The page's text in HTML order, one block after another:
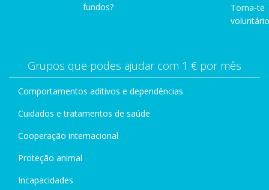
fundos?
Torna-te
Grupos que podes ajudar com 1 € por mês
Comportamentos aditivos e dependências
Cuidados e tratamentos de saúde
Cooperação internacional
Proteção animal
Incapacidades